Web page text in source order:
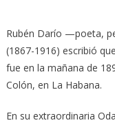
Rubén Darío —poeta,
(1867-1916) escribió
fue en la mañana de
Colón, en La Habana.
En su extraordinaria